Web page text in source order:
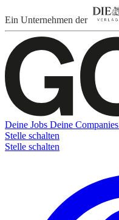
Ein Unternehmen der
Deine Jobs Deine Companies
Stelle schalten
Stelle schalten